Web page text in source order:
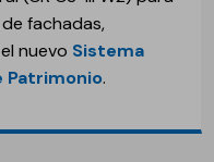
fachadas,
nuevo Sistema
Patrimonio.